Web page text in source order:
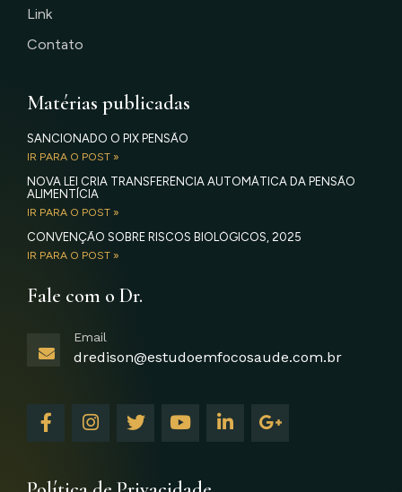
Link
Contato
Matérias publicadas
SANCIONADO O PIX PENSÃO
IR PARA O POST »
NOVA LEI CRIA TRANSFERÊNCIA AUTOMÁTICA DA PENSÃO
ALIMENTÍCIA
IR PARA O POST »
CONVENÇÃO SOBRE RISCOS BIOLÓGICOS, 2025
IR PARA O POST »
Fale com o Dr.
Email
dredison@estudoemfocosaude.com.br
F
a
I
n
T
w
Y
o
L
i
G
o